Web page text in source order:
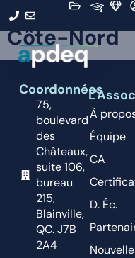
Côte-Nord
Coordonnées
75,
boulevard
des
Châteaux,
suite 106,
bureau
215,
Blainville,
QC. J7B
2A4
À
Équipe
CA
D. Éc.